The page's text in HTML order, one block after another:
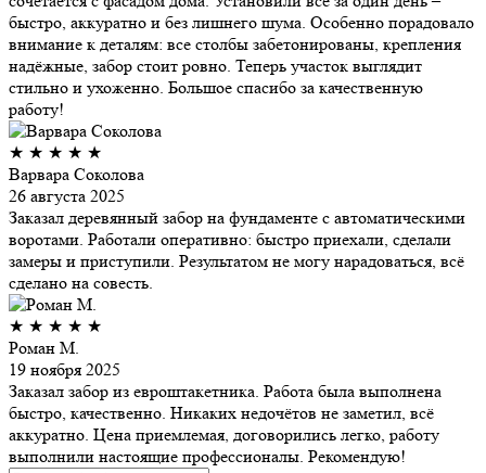
быстро, аккуратно и без лишнего шума. Особенно порадовало
внимание к деталям: все столбы забетонированы, крепления
надёжные, забор стоит ровно. Теперь участок выглядит
стильно и ухоженно. Большое спасибо за качественную
работу!
★ ★ ★ ★ ★
Варвара Соколова
26 августа 2025
Заказал деревянный забор на фундаменте с автоматическими
воротами. Работали оперативно: быстро приехали, сделали
замеры и приступили. Результатом не могу нарадоваться, всё
сделано на совесть.
★ ★ ★ ★ ★
Роман М.
19 ноября 2025
Заказал забор из евроштакетника. Работа была выполнена
быстро, качественно. Никаких недочётов не заметил, всё
аккуратно. Цена приемлемая, договорились легко, работу
выполнили настоящие профессионалы. Рекомендую!